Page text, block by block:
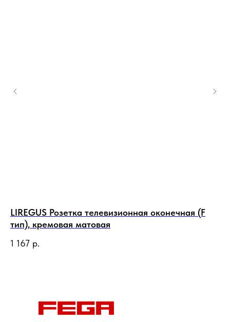
LIREGUS Розетка телевизионная оконечная (F
тип), кремовая матовая
1 167 р.